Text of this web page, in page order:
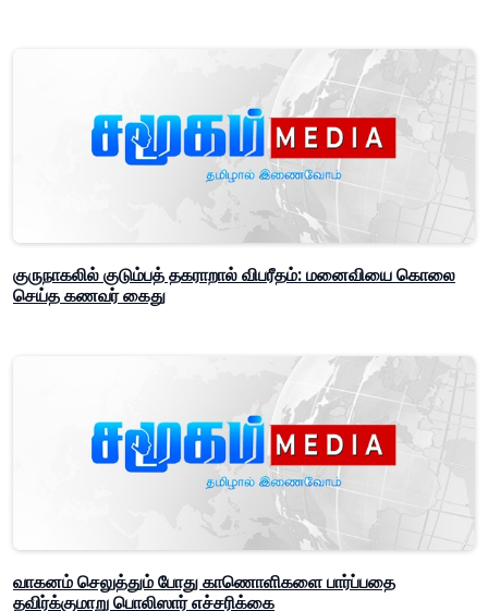
குருநாகலில் குடும்பத் தகராறால் விபரீதம்: மனைவியை கொலை
செய்த கணவர் கைது
வாகனம் செலுத்தும் போது காணொளிகளை பார்ப்பதை
தவிர்க்குமாறு பொலிஸார் எச்சரிக்கை